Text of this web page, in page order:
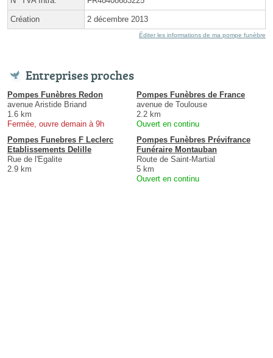
Création 2 décembre 2013
Éditer les informations de ma pompe funèbre
Entreprises proches
Pompes Funèbres Redon
avenue Aristide Briand
1.6 km
Fermée, ouvre demain à 9h
Pompes Funèbres de France
avenue de Toulouse
2.2 km
Ouvert en continu
Pompes Funebres F Leclerc
Etablissements Delille
Rue de l'Egalite
2.9 km
Pompes Funèbres Prévifrance
Funéraire Montauban
Route de Saint-Martial
5 km
Ouvert en continu